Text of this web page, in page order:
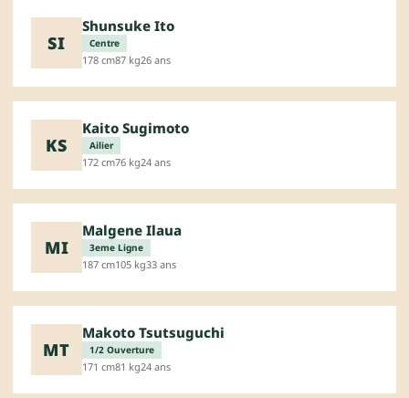
SI
Shunsuke Ito
Centre
178 cm87 kg26 ans
KS
Kaito Sugimoto
Ailier
172 cm76 kg24 ans
MI
Malgene Ilaua
3eme Ligne
187 cm105 kg33 ans
MT
Makoto Tsutsuguchi
1/2 Ouverture
171 cm81 kg24 ans